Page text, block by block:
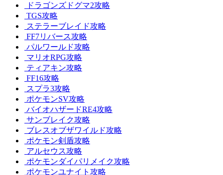
ドラゴンズドグマ2攻略
TGS攻略
ステラーブレイド攻略
FF7リバース攻略
パルワールド攻略
マリオRPG攻略
ティアキン攻略
FF16攻略
スプラ3攻略
ポケモンSV攻略
バイオハザードRE4攻略
サンブレイク攻略
ブレスオブザワイルド攻略
ポケモン剣盾攻略
アルセウス攻略
ポケモンダイパリメイク攻略
ポケモンユナイト攻略